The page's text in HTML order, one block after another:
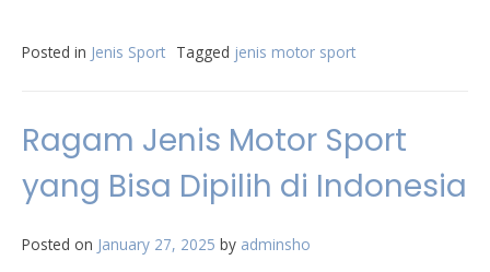
Posted in Jenis Sport Tagged jenis motor sport
Ragam Jenis Motor Sport
yang Bisa Dipilih di Indonesia
Posted on January 27, 2025 by adminsho